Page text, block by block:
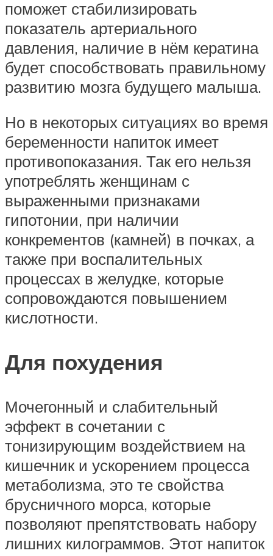
поможет стабилизировать
показатель артериального
давления, наличие в нём кератина
будет способствовать правильному
развитию мозга будущего малыша.
Но в некоторых ситуациях во время
беременности напиток имеет
противопоказания. Так его нельзя
употреблять женщинам с
выраженными признаками
гипотонии, при наличии
конкрементов (камней) в почках, а
также при воспалительных
процессах в желудке, которые
сопровождаются повышением
кислотности.
Для похудения
Мочегонный и слабительный
эффект в сочетании с
тонизирующим воздействием на
кишечник и ускорением процесса
метаболизма, это те свойства
брусничного морса, которые
позволяют препятствовать набору
лишних килограммов. Этот напиток